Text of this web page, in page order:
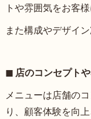
トや雰囲気をお客
また構成やデザイ
◼︎ 店のコンセプト
メニューは店舗の
り、顧客体験を向